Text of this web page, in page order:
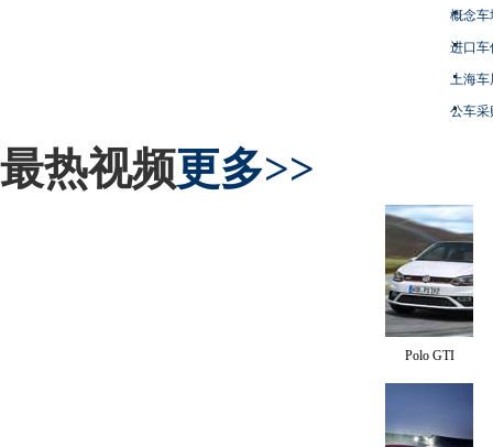
概念车
进口车
上海
公车采
最热视频更多>>
Polo GTI